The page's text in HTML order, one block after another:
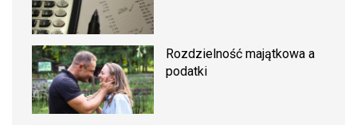
Rozdzielność majątkowa a
podatki